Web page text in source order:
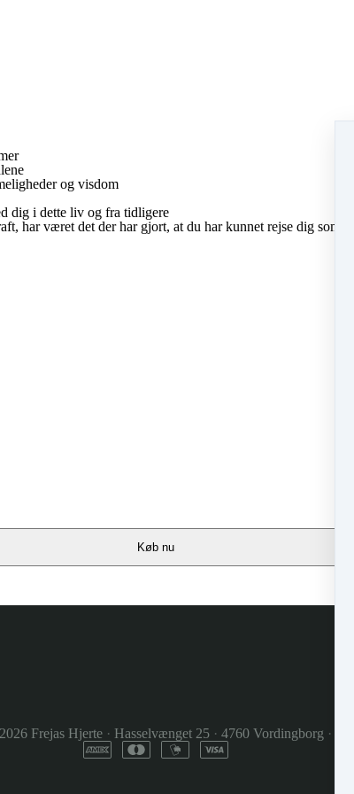
og visdom
dig i dette liv og fra tidligere
har været det der har gjort, at du har kunnet rejse dig som
Køb nu
Frejas Hjerte · Hasselvænget 25 · 4760 Vordingborg ·